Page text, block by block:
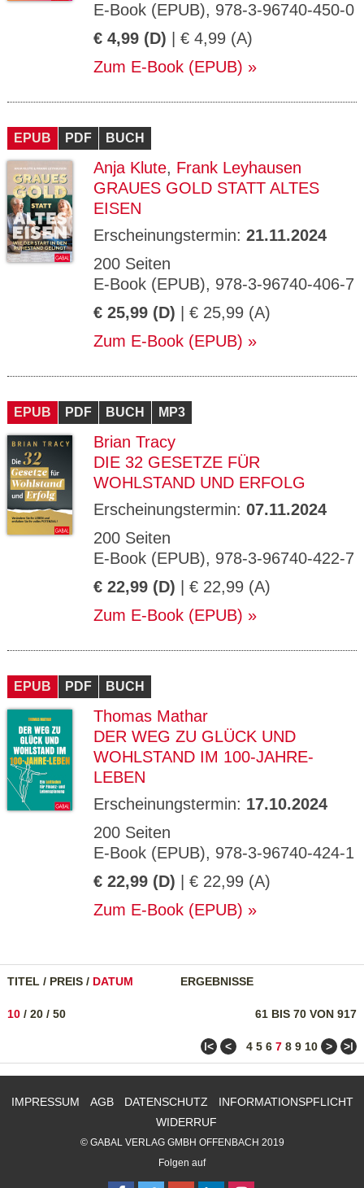
E-Book (EPUB), 978-3-96740-450-0
€ 4,99 (D) | € 4,99 (A)
Zum E-Book (EPUB)
EPUB PDF BUCH
Anja Klute, Frank Leyhausen
GRAUES GOLD STATT ALTES
EISEN
Erscheinungstermin: 21.11.2024
200 Seiten
E-Book (EPUB), 978-3-96740-406-7
€ 25,99 (D) | € 25,99 (A)
Zum E-Book (EPUB)
EPUB PDF BUCH MP3
Brian Tracy
DIE 32 GESETZE FÜR
WOHLSTAND UND ERFOLG
Erscheinungstermin: 07.11.2024
200 Seiten
E-Book (EPUB), 978-3-96740-422-7
€ 22,99 (D) | € 22,99 (A)
Zum E-Book (EPUB)
EPUB PDF BUCH
Thomas Mathar
DER WEG ZU GLÜCK UND
WOHLSTAND IM 100-JAHRE-
LEBEN
Erscheinungstermin: 17.10.2024
200 Seiten
E-Book (EPUB), 978-3-96740-424-1
€ 22,99 (D) | € 22,99 (A)
Zum E-Book (EPUB)
TITEL / PREIS / DATUM ERGEBNISSE
61 BIS 70 VON 917
10 / 20 / 50
ǀ< < 4 5 6 7 8 9 10 > >ǀ
IMPRESSUM AGB DATENSCHUTZ
INFORMATIONSPFLICHT
WIDERRUF
© GABAL VERLAG GMBH OFFENBACH 2019
Folgen auf